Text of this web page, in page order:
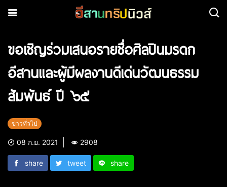
ขอเชิญร่วมเสนอรายชื่อศิลปินมรดก
อีสานและผู้มีผลงานดีเด่นวัฒนธรรม
สัมพันธ์ ปี ๖๕
ข่าวทั่วไป
08 ก.ย. 2021 2908
share tweet share